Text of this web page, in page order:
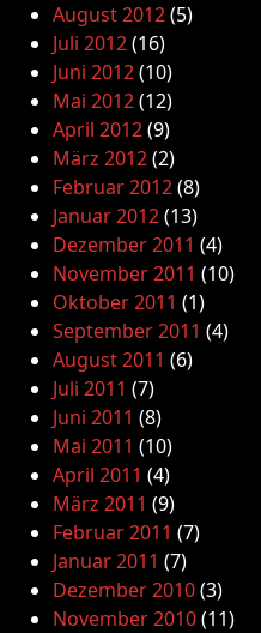
August 2012(5)
Juli 2012(16)
Juni 2012(10)
Mai 2012(12)
April 2012(9)
März 2012(2)
Februar 2012(8)
Januar 2012(13)
Dezember 2011 (4)
November 2011 (10)
Oktober 2011 (1)
September 2011 (4)
August 2011 (6)
Juli 2011 (7)
Juni 2011 (8)
Mai 2011 (10)
April 2011 (4)
März 2011 (9)
Februar 2011 (7)
Januar 2011 (7)
Dezember 2010(3)
November 2010(11)